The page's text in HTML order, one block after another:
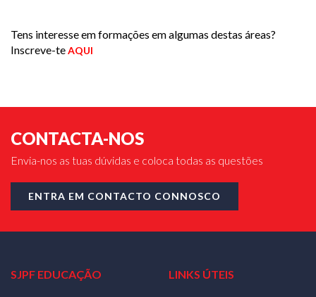
Tens interesse em formações em algumas destas áreas?
Inscreve-teAQUI
CONTACTA-NOS
Envia-nos as tuas dúvidas e coloca todas as questões
ENTRA EM CONTACTO CONNOSCO
SJPF EDUCAÇÃO LINKS ÚTEIS